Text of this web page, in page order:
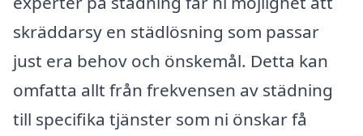
skräddarsy en städlösning som passar
just era behov och önskemål. Detta kan
omfatta allt från frekvensen av städning
till specifika tjänster som ni önskar få